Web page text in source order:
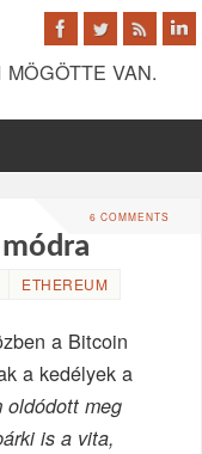
VAN.
6 COMMENTS
ETHEREUM
a Bitcoin
a kedélyek a
meg
is a vita,